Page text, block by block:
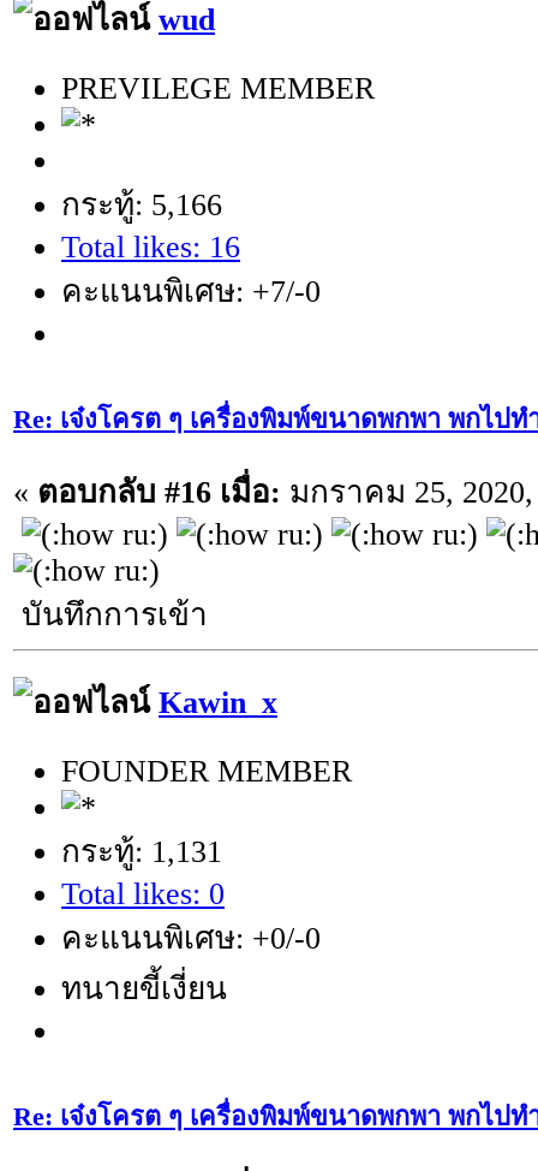
wud
PREVILEGE MEMBER
กระทู้: 5,166
Total likes: 16
คะแนนพิเศษ: +7/-0
Re: เจ๋งโครต ๆ เครื่องพิมพ์ขนาดพกพา พกไป
« ตอบกลับ #16 เมื่อ: มกราคม 25, 2020,
บันทึกการเข้า
Kawin_x
FOUNDER MEMBER
กระทู้: 1,131
Total likes: 0
คะแนนพิเศษ: +0/-0
ทนายขี้เงี่ยน
Re: เจ๋งโครต ๆ เครื่องพิมพ์ขนาดพกพา พกไป